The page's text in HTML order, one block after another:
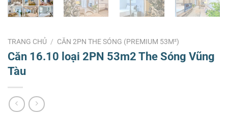
TRANG CHỦ / CĂN 2PN THE SÓNG (PREMIUM 53M²)
Căn 16.10 loại 2PN 53m2 The Sóng Vũng
Tàu